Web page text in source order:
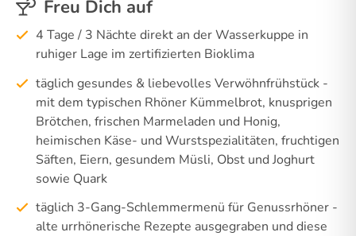
Freu Dich auf
4 Tage / 3 Nächte direkt an der Wasserkuppe in
ruhiger Lage im zertifizierten Bioklima
täglich gesundes & liebevolles Verwöhnfrühstück -
mit dem typischen Rhöner Kümmelbrot, knusprigen
Brötchen, frischen Marmeladen und Honig,
heimischen Käse- und Wurstspezialitäten, fruchtigen
Säften, Eiern, gesundem Müsli, Obst und Joghurt
sowie Quark
täglich 3-Gang-Schlemmermenü für Genussrhöner -
alte urrhönerische Rezepte ausgegraben und diese